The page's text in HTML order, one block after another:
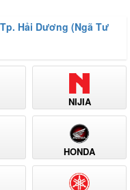
Hải Dương (Ngã Tư
NIJIA
HONDA